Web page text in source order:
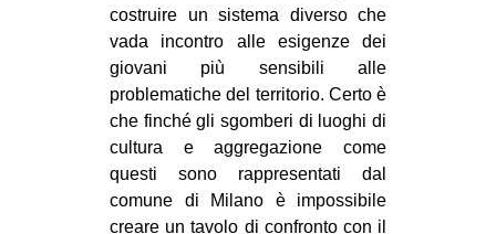
costruire un sistema diverso che
vada incontro alle esigenze dei
giovani più sensibili alle
problematiche del territorio. Certo è
che finché gli sgomberi di luoghi di
cultura e aggregazione come
questi sono rappresentati dal
comune di Milano è impossibile
creare un tavolo di confronto con il